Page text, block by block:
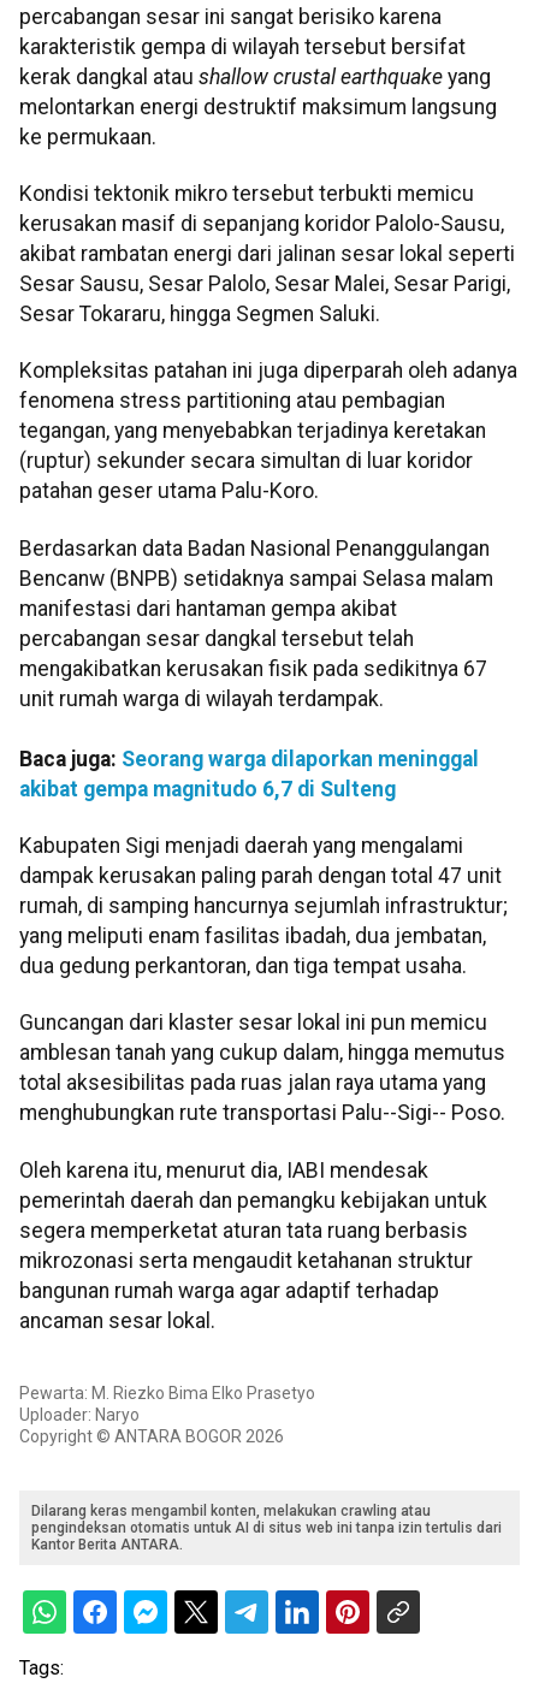
percabangan sesar ini sangat berisiko karena
karakteristik gempa di wilayah tersebut bersifat
kerak dangkal atau shallow crustal earthquake yang
melontarkan energi destruktif maksimum langsung
ke permukaan.
Kondisi tektonik mikro tersebut terbukti memicu
kerusakan masif di sepanjang koridor Palolo-Sausu,
akibat rambatan energi dari jalinan sesar lokal seperti
Sesar Sausu, Sesar Palolo, Sesar Malei, Sesar Parigi,
Sesar Tokararu, hingga Segmen Saluki.
Kompleksitas patahan ini juga diperparah oleh adanya
fenomena stress partitioning atau pembagian
tegangan, yang menyebabkan terjadinya keretakan
(ruptur) sekunder secara simultan di luar koridor
patahan geser utama Palu-Koro.
Berdasarkan data Badan Nasional Penanggulangan
Bencanw (BNPB) setidaknya sampai Selasa malam
manifestasi dari hantaman gempa akibat
percabangan sesar dangkal tersebut telah
mengakibatkan kerusakan fisik pada sedikitnya 67
unit rumah warga di wilayah terdampak.
Baca juga: Seorang warga dilaporkan meninggal
akibat gempa magnitudo 6,7 di Sulteng
Kabupaten Sigi menjadi daerah yang mengalami
dampak kerusakan paling parah dengan total 47 unit
rumah, di samping hancurnya sejumlah infrastruktur;
yang meliputi enam fasilitas ibadah, dua jembatan,
dua gedung perkantoran, dan tiga tempat usaha.
Guncangan dari klaster sesar lokal ini pun memicu
amblesan tanah yang cukup dalam, hingga memutus
total aksesibilitas pada ruas jalan raya utama yang
menghubungkan rute transportasi Palu--Sigi-- Poso.
Oleh karena itu, menurut dia, IABI mendesak
pemerintah daerah dan pemangku kebijakan untuk
segera memperketat aturan tata ruang berbasis
mikrozonasi serta mengaudit ketahanan struktur
bangunan rumah warga agar adaptif terhadap
ancaman sesar lokal.
Pewarta: M. Riezko Bima Elko Prasetyo
Uploader: Naryo
Copyright © ANTARA BOGOR 2026
Dilarang keras mengambil konten, melakukan crawling atau
pengindeksan otomatis untuk AI di situs web ini tanpa izin tertulis dari
Kantor Berita ANTARA.
Tags: